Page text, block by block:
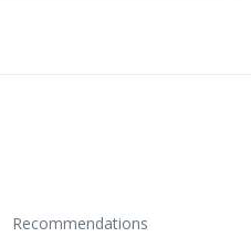
Recommendations